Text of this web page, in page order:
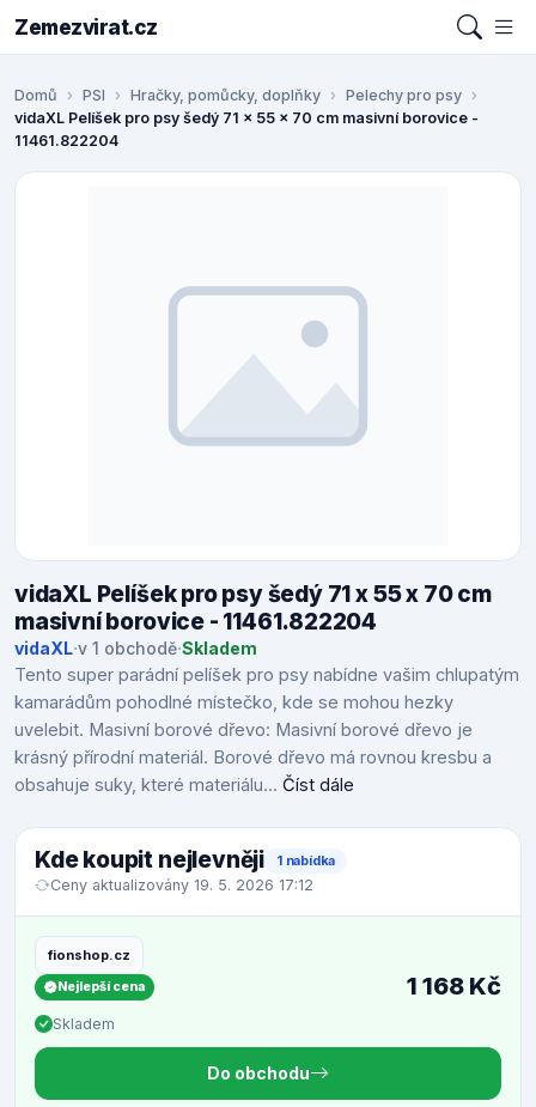
Zemezvirat.cz
Domů PSI Hračky, pomůcky, doplňky
Pelechy pro psy
vidaXL Pelíšek pro psy šedý 71 x 55 x 70 cm masivní borovice -
11461.822204
vidaXL Pelíšek pro psy šedý 71 x 55 x 70 cm
masivní borovice - 11461.822204
vidaXL·v 1 obchodě·Skladem
Tento super parádní pelíšek pro psy nabídne vašim chlupatým
kamarádům pohodlné místečko, kde se mohou hezky
uvelebit. Masivní borové dřevo: Masivní borové dřevo je
krásný přírodní materiál. Borové dřevo má rovnou kresbu a
obsahuje suky, které materiálu... Číst dále
Kde koupit nejlevněji 1 nabídka
Ceny aktualizovány 19. 5. 2026 17:12
fionshop.cz
Nejlepší cena
Skladem
1 168 Kč
Do obchodu